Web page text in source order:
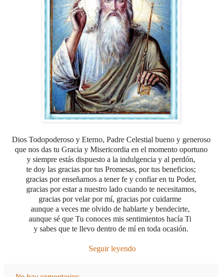
Dios Todopoderoso y Eterno, Padre Celestial bueno y generoso
que nos das tu Gracia y Misericordia en el momento oportuno
y siempre estás dispuesto a la indulgencia y al perdón,
te doy las gracias por tus Promesas, por tus beneficios;
gracias por enseñarnos a tener fe y confiar en tu Poder,
gracias por estar a nuestro lado cuando te necesitamos,
gracias por velar por mí, gracias por cuidarme
aunque a veces me olvido de hablarte y bendecirte,
aunque sé que Tu conoces mis sentimientos hacía Ti
y sabes que te llevo dentro de mí en toda ocasión.
Seguir leyendo